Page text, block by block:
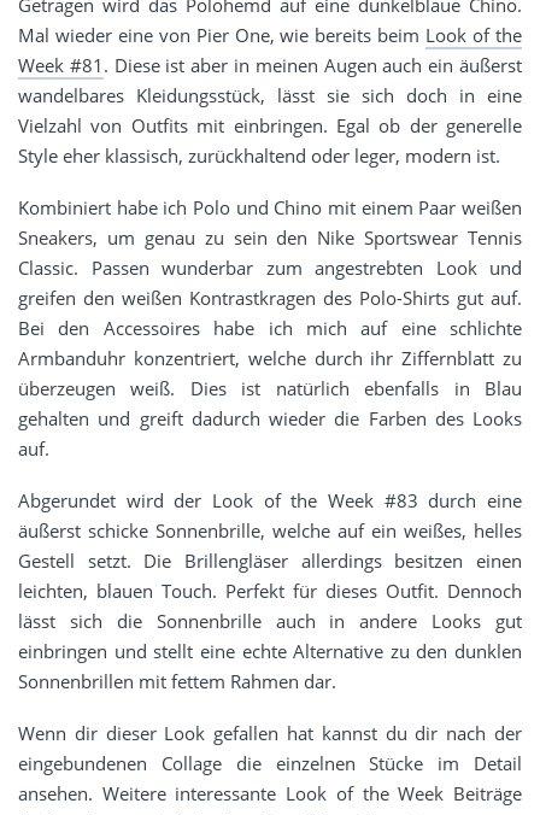
Getragen wird das Polohemd auf eine dunkelblaue Chino.
Mal wieder eine von Pier One, wie bereits beim Look of the
Week #81 . Diese ist aber in meinen Augen auch ein äußerst
wandelbares Kleidungsstück, lässt sie sich doch in eine
Vielzahl von Outfits mit einbringen. Egal ob der generelle
Style eher klassisch, zurückhaltend oder leger, modern ist.
Kombiniert habe ich Polo und Chino mit einem Paar weißen
Sneakers, um genau zu sein den Nike Sportswear Tennis
Classic. Passen wunderbar zum angestrebten Look und
greifen den weißen Kontrastkragen des Polo-Shirts gut auf.
Bei den Accessoires habe ich mich auf eine schlichte
Armbanduhr konzentriert, welche durch ihr Ziffernblatt zu
überzeugen weiß. Dies ist natürlich ebenfalls in Blau
gehalten und greift dadurch wieder die Farben des Looks
auf.
Abgerundet wird der Look of the Week #83 durch eine
äußerst schicke Sonnenbrille, welche auf ein weißes, helles
Gestell setzt. Die Brillengläser allerdings besitzen einen
leichten, blauen Touch. Perfekt für dieses Outfit. Dennoch
lässt sich die Sonnenbrille auch in andere Looks gut
einbringen und stellt eine echte Alternative zu den dunklen
Sonnenbrillen mit fettem Rahmen dar.
Wenn dir dieser Look gefallen hat kannst du dir nach der
eingebundenen Collage die einzelnen Stücke im Detail
ansehen. Weitere interessante Look of the Week Beiträge